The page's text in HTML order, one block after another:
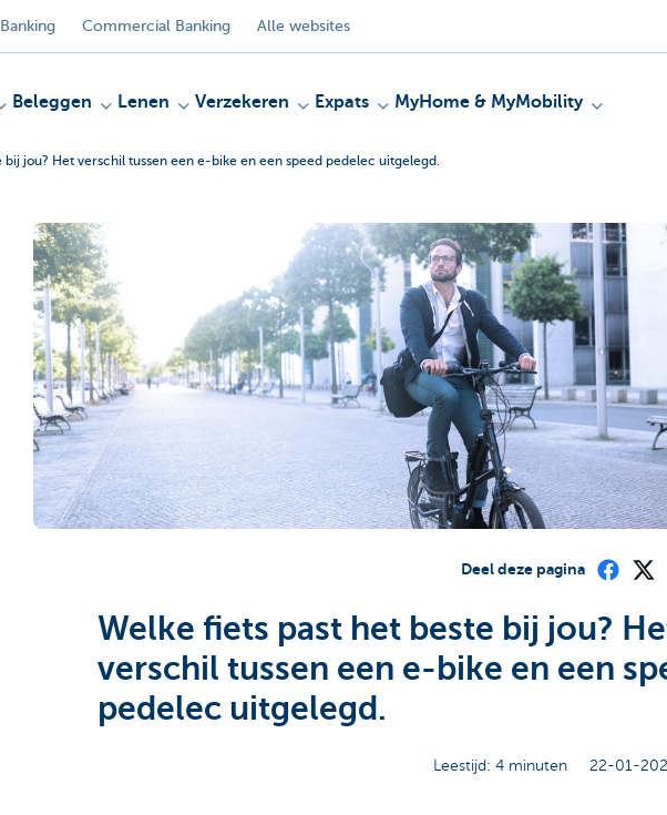
Commercial Banking Alle websites
Beleggen Lenen Verzekeren Expats MyHome & MyMobility
bij jou? Het verschil tussen een e-bike en een speed pedelec uitgelegd.
Deel deze pagina
Welke fiets past het beste bij jou?
verschil tussen een e-bike en een
pedelec uitgelegd.
Leestijd: 4 minuten 22-01-